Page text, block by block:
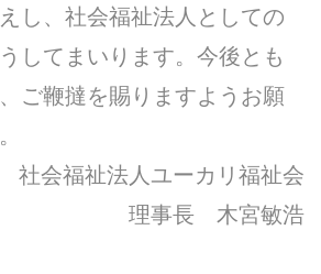
し、社会福祉法人としての
してまいります。今後とも
ご鞭撻を賜りますようお願
社会福祉法人ユーカリ福祉会
理事長 木宮敏浩